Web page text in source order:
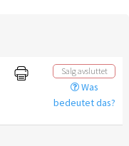
Salg avsluttet
Was
bedeutet das?